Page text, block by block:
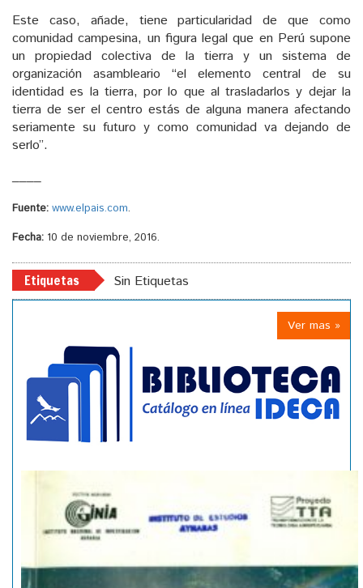
Este caso, añade, tiene particularidad de que como
comunidad campesina, un figura legal que en Perú supone
un propiedad colectiva de la tierra y un sistema de
organización asambleario “el elemento central de su
identidad es la tierra, por lo que al trasladarlos y dejar la
tierra de ser el centro estás de alguna manera afectando
seriamente su futuro y como comunidad va dejando de
serlo”.
Fuente: www.elpais.com.
Fecha: 10 de noviembre, 2016.
Etiquetas Sin Etiquetas
Ver mas »